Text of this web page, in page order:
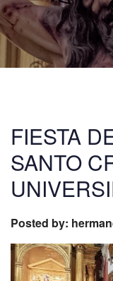
FIESTA
SANTO
Posted by: